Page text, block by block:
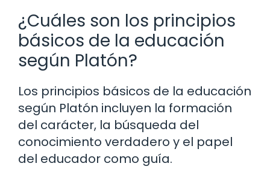
¿Cuáles son los principios
básicos de la educación
según Platón?
Los principios básicos de la educación
según Platón incluyen la formación
del carácter, la búsqueda del
conocimiento verdadero y el papel
del educador como guía.